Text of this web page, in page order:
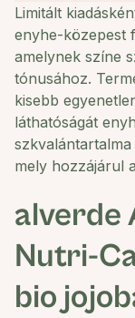
Limitált
enyhe-közepest
amelynek színe
tónusához.
kisebb
láthatóságát
mely hozzájárul
alverde
Nutri-
bio